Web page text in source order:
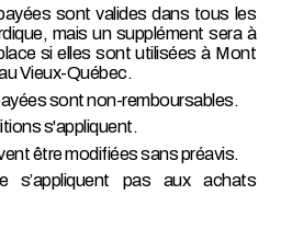
sont valides dans tous les
mais un supplément sera à
si elles sont utilisées à Mont
Vieux-Québec.
sont non-remboursables.
s'appliquent.
être modifiées sans préavis.
s’appliquent pas aux achats